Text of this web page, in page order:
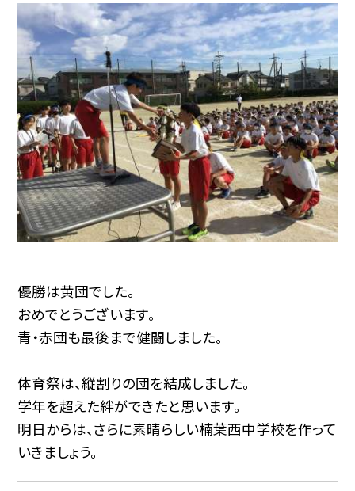
優勝は黄団でした。
おめでとうございます。
青・赤団も最後まで健闘しました。
体育祭は、縦割りの団を結成しました。
学年を超えた絆ができたと思います。
明日からは、さらに素晴らしい楠葉西中学校を作って
いきましょう。